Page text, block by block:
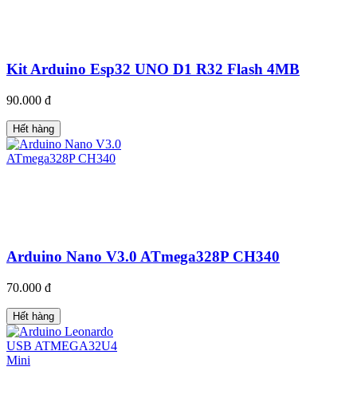
Kit Arduino Esp32 UNO D1 R32 Flash 4MB
90.000 đ
Hết hàng
Arduino Nano V3.0 ATmega328P CH340
70.000 đ
Hết hàng